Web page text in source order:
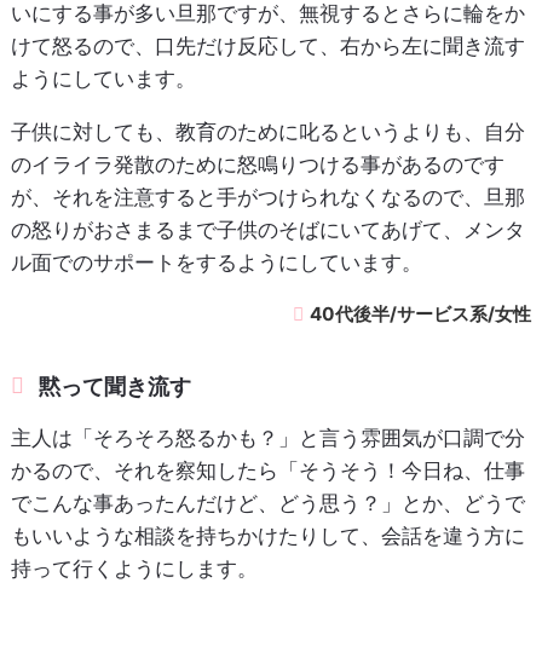
いにする事が多い旦那ですが、無視するとさらに輪をか
けて怒るので、口先だけ反応して、右から左に聞き流す
ようにしています。
子供に対しても、教育のために叱るというよりも、自分
のイライラ発散のために怒鳴りつける事があるのです
が、それを注意すると手がつけられなくなるので、旦那
の怒りがおさまるまで子供のそばにいてあげて、メンタ
ル面でのサポートをするようにしています。
40代後半/サービス系/女性
黙って聞き流す
主人は「そろそろ怒るかも？」と言う雰囲気が口調で分
かるので、それを察知したら「そうそう！今日ね、仕事
でこんな事あったんだけど、どう思う？」とか、どうで
もいいような相談を持ちかけたりして、会話を違う方に
持って行くようにします。